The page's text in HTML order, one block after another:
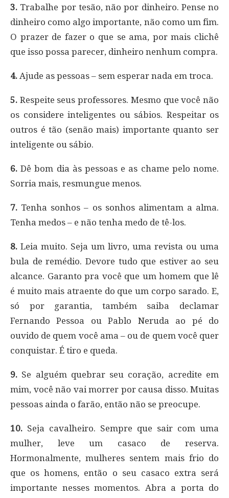
3. Trabalhe por tesão, não por dinheiro. Pense no
dinheiro como algo importante, não como um fim.
O prazer de fazer o que se ama, por mais clichê
que isso possa parecer, dinheiro nenhum compra.
4. Ajude as pessoas – sem esperar nada em troca.
5. Respeite seus professores. Mesmo que você não
os considere inteligentes ou sábios. Respeitar os
outros é tão (senão mais) importante quanto ser
inteligente ou sábio.
6. Dê bom dia às pessoas e as chame pelo nome.
Sorria mais, resmungue menos.
7. Tenha sonhos – os sonhos alimentam a alma.
Tenha medos – e não tenha medo de tê-los.
8. Leia muito. Seja um livro, uma revista ou uma
bula de remédio. Devore tudo que estiver ao seu
alcance. Garanto pra você que um homem que lê
é muito mais atraente do que um corpo sarado. E,
só por garantia, também saiba declamar
Fernando Pessoa ou Pablo Neruda ao pé do
ouvido de quem você ama – ou de quem você quer
conquistar. É tiro e queda.
9. Se alguém quebrar seu coração, acredite em
mim, você não vai morrer por causa disso. Muitas
pessoas ainda o farão, então não se preocupe.
10. Seja cavalheiro. Sempre que sair com uma
mulher, leve um casaco de reserva.
Hormonalmente, mulheres sentem mais frio do
que os homens, então o seu casaco extra será
importante nesses momentos. Abra a porta do